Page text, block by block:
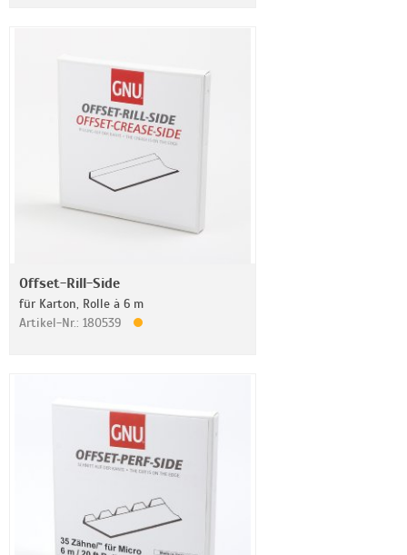
Offset-Rill-Side
für Karton, Rolle à 6 m
Artikel-Nr.: 180539